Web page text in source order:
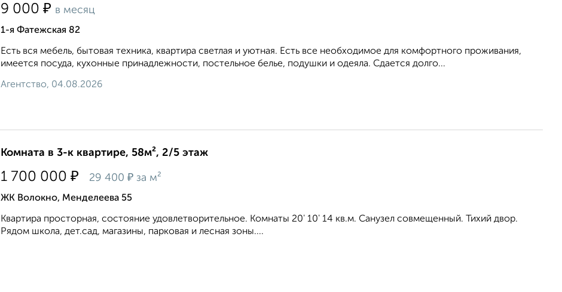
9 000 ₽ в месяц
1-я Фатежская 82
Есть вся мебель, бытовая техника, квартира светлая и уютная. Есть все необходимое для комфортного проживания,
имеется посуда, кухонные принадлежности, постельное белье, подушки и одеяла. Сдается долго...
Агентство, 04.08.2026
Комната в 3-к квартире, 58м², 2/5 этаж
1 700 000 ₽ 29 400 ₽ за м²
ЖК Волокно, Менделеева 55
Квартира просторная, состояние удовлетворительное. Комнаты 20' 10' 14 кв.м. Санузел совмещенный. Тихий двор.
Рядом школа, дет.сад, магазины, парковая и лесная зоны....